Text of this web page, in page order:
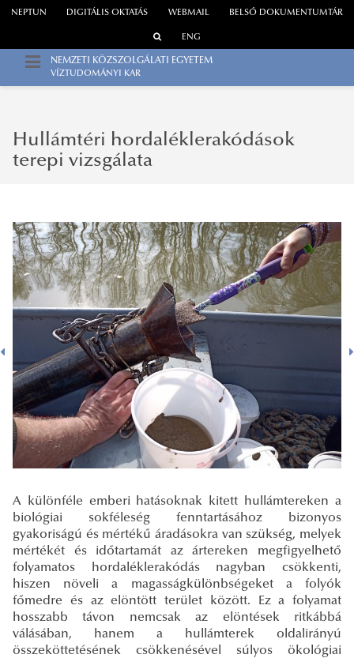
WEBMAIL
NEPTUN DIGITÁLIS OKTATÁS BELSŐ DOKUMENTUMTÁR
ENG
NEMZETI KÖZSZOLGÁLATI EGYETEM
VÍZTUDOMÁNYI KAR
Hullámtéri hordaléklerakódások
terepi vizsgálata
A különféle emberi hatásoknak kitett hullámtereken a
biológiai sokféleség fenntartásához bizonyos
gyakoriságú és mértékű áradásokra van szükség, melyek
mértékét és időtartamát az ártereken megfigyelhető
folyamatos hordaléklerakódás nagyban csökkenti,
hiszen növeli a magasságkülönbségeket a folyók
főmedre és az elöntött terület között. Ez a folyamat
hosszabb távon nemcsak az elöntések ritkábbá
válásában, hanem a hullámterek oldalirányú
összeköttetésének csökkenésével súlyos ökológiai